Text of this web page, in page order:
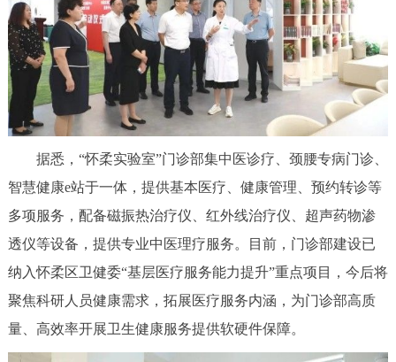
据悉，“怀柔实验室”门诊部集中医诊疗、颈腰专病门诊、
智慧健康e站于一体，提供基本医疗、健康管理、预约转诊等
多项服务，配备磁振热治疗仪、红外线治疗仪、超声药物渗
透仪等设备，提供专业中医理疗服务。目前，门诊部建设已
纳入怀柔区卫健委“基层医疗服务能力提升”重点项目，今后将
聚焦科研人员健康需求，拓展医疗服务内涵，为门诊部高质
量、高效率开展卫生健康服务提供软硬件保障。